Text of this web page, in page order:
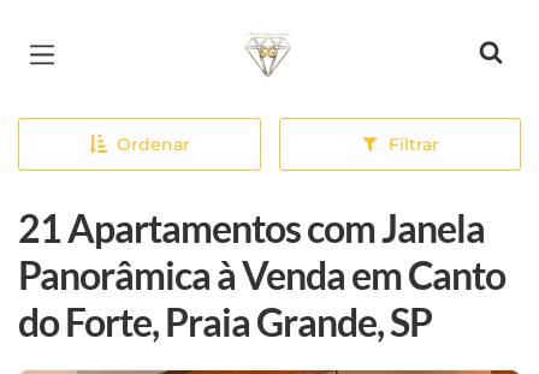
Página inicial
Ordenar Filtrar
21 Apartamentos com Janela
Panorâmica à Venda em Canto
do Forte, Praia Grande, SP